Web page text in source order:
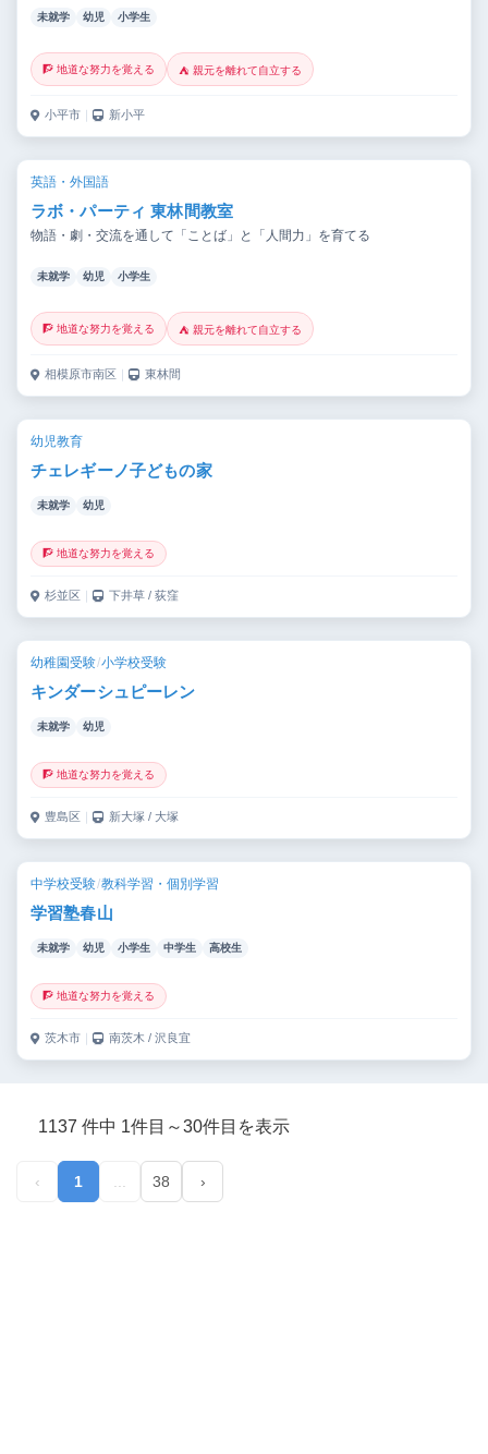
未就学 幼児 小学生
🧗 地道な努力を覚える ⛺ 親元を離れて自立する
小平市 ｜ 新小平
英語・外国語
ラボ・パーティ 東林間教室
物語・劇・交流を通して「ことば」と「人間力」を育てる
未就学 幼児 小学生
🧗 地道な努力を覚える ⛺ 親元を離れて自立する
相模原市南区 ｜ 東林間
幼児教育
チェレギーノ子どもの家
未就学 幼児
🧗 地道な努力を覚える
杉並区 ｜ 下井草 / 荻窪
幼稚園受験/小学校受験
キンダーシュピーレン
未就学 幼児
🧗 地道な努力を覚える
豊島区 ｜ 新大塚 / 大塚
中学校受験/教科学習・個別学習
学習塾春山
未就学 幼児 小学生 中学生 高校生
🧗 地道な努力を覚える
茨木市 ｜ 南茨木 / 沢良宜
1137 件中 1件目～30件目を表示
‹ 1 38 ›